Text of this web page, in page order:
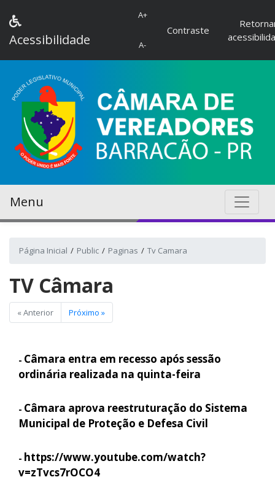
Acessibilidade
A+
A-
Contraste
Menu
Página Inicial Public Paginas Tv Camara
TV Câmara
« Anterior Próximo »
- Câmara entra em recesso após sessão
ordinária realizada na quinta-feira
- Câmara aprova reestruturação do Sistema
Municipal de Proteção e Defesa Civil
- https://www.youtube.com/watch?
v=zTvcs7rOCO4